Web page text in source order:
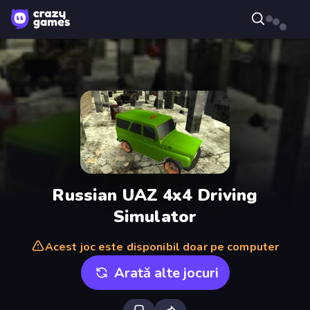
Russian UAZ 4x4 Driving
Simulator
Acest joc este disponibil doar pe computer
Arată alte jocuri